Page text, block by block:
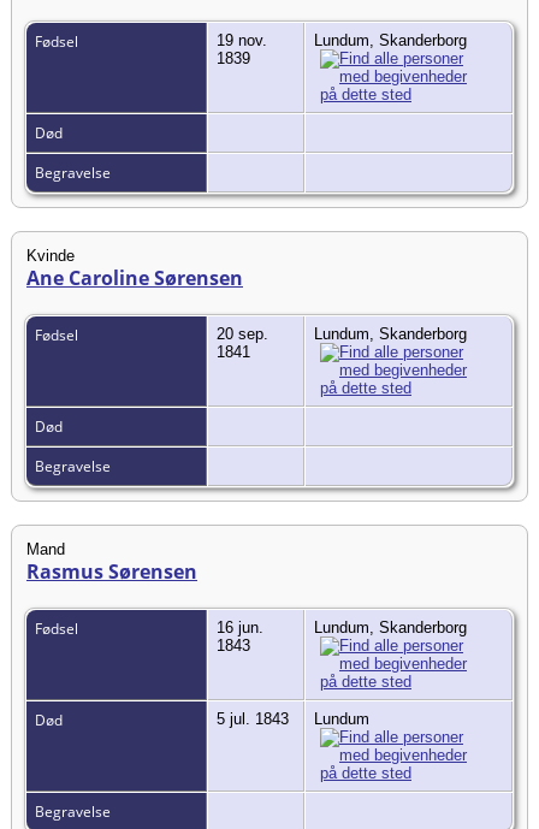
Fødsel
19 nov.
1839
Lundum, Skanderborg
Død
Begravelse
Kvinde
Ane Caroline Sørensen
Fødsel
20 sep.
1841
Lundum, Skanderborg
Død
Begravelse
Mand
Rasmus Sørensen
Fødsel
16 jun.
1843
Lundum, Skanderborg
Død 5 jul. 1843 Lundum
Begravelse